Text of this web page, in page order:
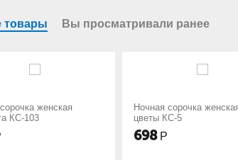
товары Вы просматривали ранее
Ночная сорочка женская Ночь
цветы КС-5
Ночная